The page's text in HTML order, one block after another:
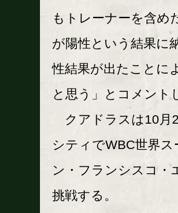
もトレーナーを含め
が陽性という結果に
性結果が出たことに
と思う」とコメント
クアドラスは10月
シティでWBC世界
ン・フランシスコ・
挑戦する。